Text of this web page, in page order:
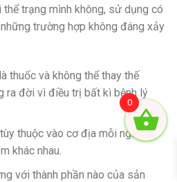
trạng mình không, sử dụng có
trường hợp không đáng xảy
thuốc và không thể thay thế
ra đời vì điều trị bất kì bệnh lý
thuộc vào cơ địa mỗi người,
khác nhau.
với thành phần nào của sản
0